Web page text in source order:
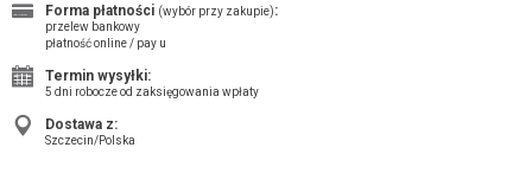
Forma płatności (wybór przy zakupie):
przelew bankowy
płatność online / pay u
Termin wysyłki:
5 dni robocze od zaksięgowania wpłaty
Dostawa z:
Szczecin/Polska